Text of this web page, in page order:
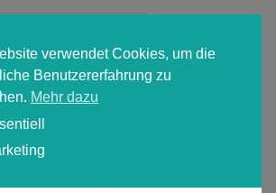
verwendet Cookies, um die
Benutzererfahrung zu
Mehr dazu
your password?